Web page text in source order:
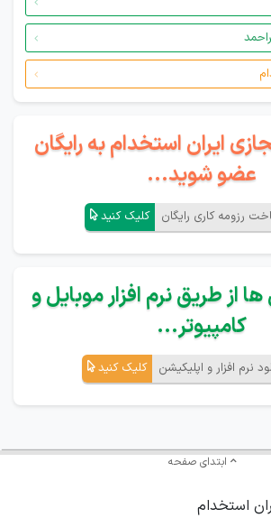
ایران استخدام به رایگان
عضو شوید...
رزومه کاری رایگان کلیک کنید
از طریق نرم افزار موبایل و
کامپیوتر...
نرم افزار و اپلیکیشن کلیک کنید
ابتدای صفحه
استخدام